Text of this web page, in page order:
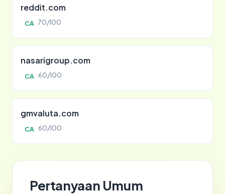
reddit.com
CA 70/100
nasarigroup.com
CA 60/100
gmvaluta.com
CA 60/100
Pertanyaan Umum